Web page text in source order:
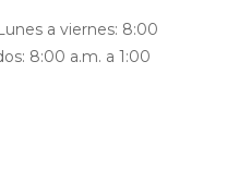
a viernes: 8:00
8:00 a.m. a 1:00